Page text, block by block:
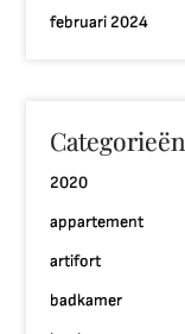
februari 2024
Categorieën
2020
appartement
artifort
badkamer